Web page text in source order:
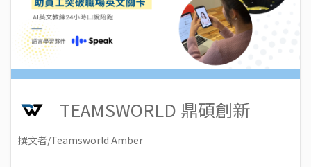
TEAMSWORLD 鼎碩創新
撰文者/Teamsworld Amber